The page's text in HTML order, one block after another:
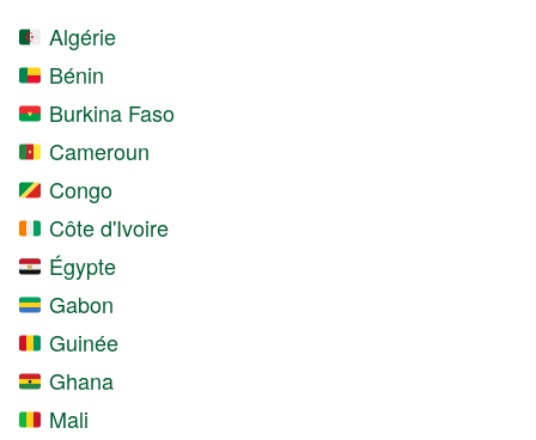
Algérie
Bénin
Burkina Faso
Cameroun
Congo
Côte d'Ivoire
Égypte
Gabon
Guinée
Ghana
Mali